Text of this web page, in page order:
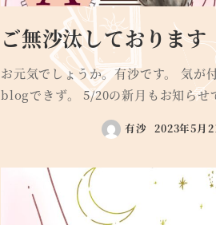
ご無沙汰しております
お元気でしょうか。有沙です。 気が
blogできず。 5/20の新月もお知ら
有沙 2023年5月